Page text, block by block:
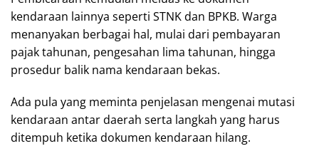
kendaraan lainnya seperti STNK dan BPKB. Warga
menanyakan berbagai hal, mulai dari pembayaran
pajak tahunan, pengesahan lima tahunan, hingga
prosedur balik nama kendaraan bekas.
Ada pula yang meminta penjelasan mengenai mutasi
kendaraan antar daerah serta langkah yang harus
ditempuh ketika dokumen kendaraan hilang.